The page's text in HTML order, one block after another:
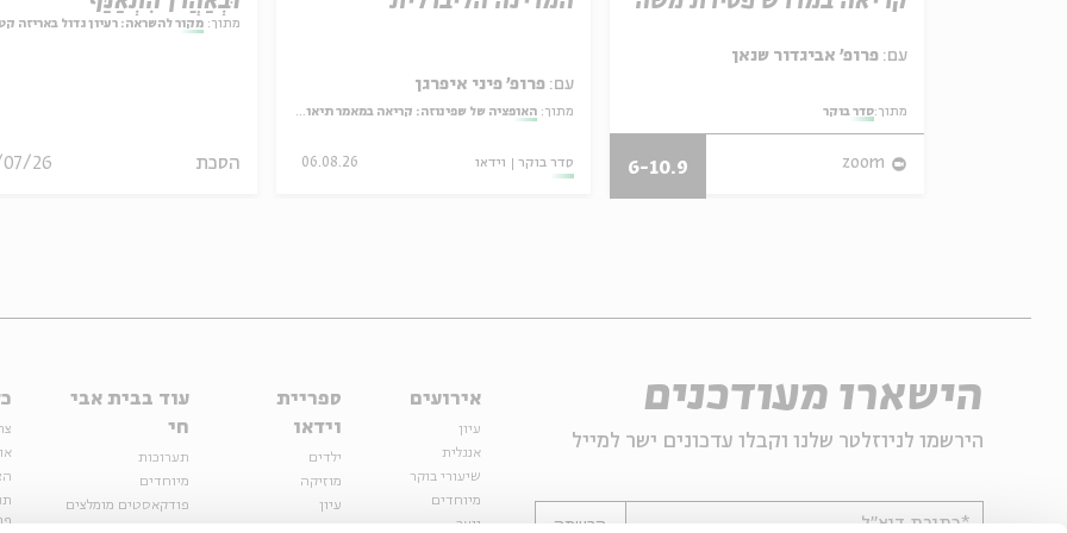
מתוך: מקור להשראה: רעיון גדול באריזה
הסכת 26
עם: פרופ' פיני איפרגן
מתוך: האופציה של שפינוזה: קריאה במאמר תיאולוגי־מדיני
סדר בוקר וידאו 06.08.26
עם:
מתוך:סדר בוקר
zoom
6-10.9
הישארו מעודכנים
הירשמו לניוזלטר שלנו וקבלו עדכונים ישר למייל
*כתובת דוא"ל הרשמה
אירועים
עיון
אנגלית
שיעורי בוקר
מיוחדים
נוער
ספריית
וידאו
ילדים
מוזיקה
עיון
עוד בבית אבי
חי
תערוכות
מיוחדים
פודקאסטים מומלצים